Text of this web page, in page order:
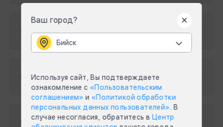
Оплата услуг и передача показаний
Расчеты потребления
Прочие вопросы
Ваш город?
Бийск
Используя сайт, Вы подтверждаете
ознакомление с «Пользовательским
соглашением» и «Политикой обработки
персональных данных пользователей» . В
случае несогласия, обратитесь вЦентр